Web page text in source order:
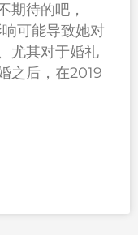
期待的吧，
可能导致她对
尤其对于婚礼
之后，在2019